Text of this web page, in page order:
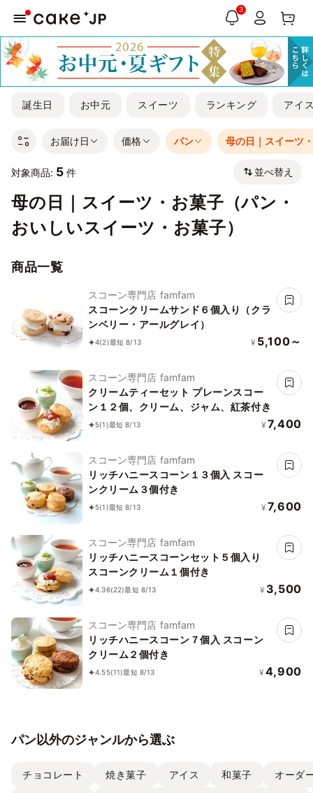
3
誕生日 お中元 スイーツ ランキング アイ
お届け日 価格 パン 母の日｜スイーツ
対象商品: 5 件 並べ替え
母の日｜スイーツ・お菓子（パン・
おいしいスイーツ・お菓子）
商品一覧
スコーン専門店 famfam
スコーンクリームサンド６個入り（クラ
ンベリー・アールグレイ）
4(2)最短 8/13 ¥ 5,100～
スコーン専門店 famfam
クリームティーセット プレーンスコー
ン１２個、クリーム、ジャム、紅茶付き
5(1)最短 8/13 ¥ 7,400
スコーン専門店 famfam
リッチハニースコーン１３個入 スコー
ンクリーム３個付き
5(1)最短 8/13 ¥ 7,600
スコーン専門店 famfam
リッチハニースコーンセット５個入り
スコーンクリーム１個付き
4.36(22)最短 8/13 ¥ 3,500
スコーン専門店 famfam
リッチハニースコーン７個入 スコーン
クリーム２個付き
4.55(11)最短 8/13 ¥ 4,900
パン以外のジャンルから選ぶ
チョコレート 焼き菓子 アイス 和菓子 オーダ